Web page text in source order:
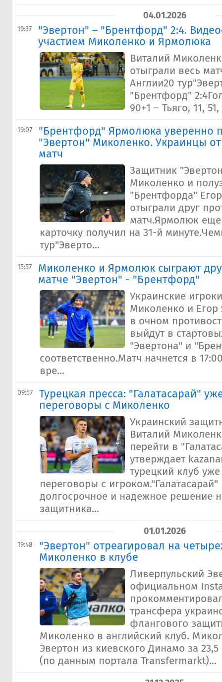
04.01.2026
19:37
"Эвертон" – "Брентфорд" 2:4.
участием Миколенко и Ярмолюка
Виталий
отыграли весь
Англии20
"Брентфорд"
90+1 – Тьяго, 11,
19:07
"Брентфорд" Ярмолюка уверенно
"Эвертон" Миколенко. Украинцы
матч
Защитник
Миколенко и
"Брентфорда"
отыграли друг
матч.Ярмолюк
карточку получил на 31-й
тур"Эверто...
15:57
Миколенко и Ярмолюк сыграют
матче "Эвертон" - "Брентфорд"
Украинские
Миколенко и Егор
в очном
выйдут в
"Эвертона" и
соответственно.Матч начнется в
вре...
09:57
Турецкая пресса: "Галатасарай"
переговоры с Миколенко
Украинский
Виталий
перейти в
утверждает
турецкий клуб
переговоры с
долгосрочное и надежное решение
защитника...
01.01.2026
19:48
"Эвертон" отреагировал на
Миколенко в клубе
Ливерпульский
официальном
трансфера
флангового
Миколенко в английский клуб.
Эвертон из киевского Динамо за
(по данным портала Transfermarkt)...